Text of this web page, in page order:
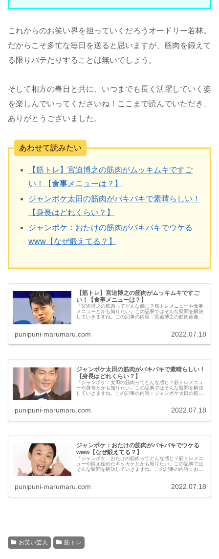
これからのお笑い界を担っていくだろうオードリー若林。
だからこそ多忙な毎日を送ると思いますが、筋肉を鍛えて
る限りバテたりすることは無いでしょう。
そして相方の春日と共に、いつまでも長く活躍していく姿
を楽しんでいってくださいね！ここまで読んでいただき、
ありがとうございました。
あわせて読みたい
【筋トレ】宮迫博之の筋肉がムッキムキですご
い！【食事メニューは？】
ジャンポケ太田の筋肉がバキバキで素晴らしい！
【身長はどれくらい？】
ジャンポケ：おたけの筋肉がバキバキでウケる
www【なぜ鍛えてる？】
【筋トレ】宮迫博之の筋肉がムッキムキですご
い！【食事メニューは？】
「宮迫博之の筋肉ってどんな感じ？筋トレメニューや食事
メニューとかも知りたい」この記事ではそんな疑問を解決
していきますね。この記事の内容：宮迫博之の筋肉画像・
punipuni-marumaru.com 2022.07.18
ジャンポケ太田の筋肉がバキバキで素晴らしい！
【身長はどれくらい？】
「ジャンポケ：太田の筋肉ってどんな感じ？筋トレメニュ
ーや身長とかも知りたい」この記事ではそんな疑問を解決
していきますね。この記事の内容：ジャンポケ太田の筋肉
punipuni-marumaru.com 2022.07.18
ジャンポケ：おたけの筋肉がバキバキでウケる
www【なぜ鍛えてる？】
「ジャンポケ：おたけの筋肉ってどんな感じ？筋トレメニ
ューや鍛え始めたキッカケとかも知りたい」この記事では
そんな疑問を解決していきますね。この記事の内容：おた
punipuni-marumaru.com 2022.07.18
お笑い芸人 筋トレ